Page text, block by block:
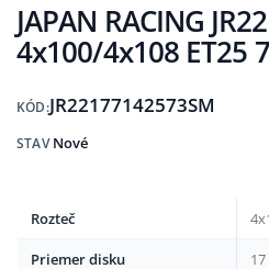
JAPAN RACING
4x100/4x108 ET25
KÓD:JR22177142573SM
STAV Nové
Rozteč
Priemer disku 17